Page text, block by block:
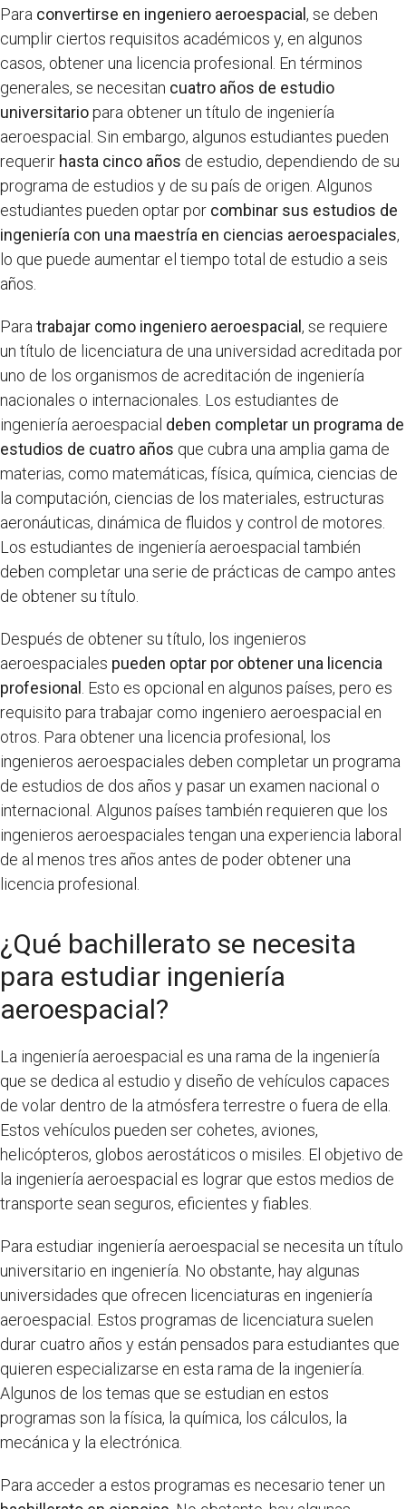
Para convertirse en ingeniero aeroespacial , se deben
cumplir ciertos requisitos académicos y, en algunos
casos, obtener una licencia profesional. En términos
generales, se necesitan cuatro años de estudio
universitariopara obtener un título de ingeniería
aeroespacial. Sin embargo, algunos estudiantes pueden
requerir hasta cinco años de estudio, dependiendo de su
programa de estudios y de su país de origen. Algunos
estudiantes pueden optar por combinar sus estudios de
ingeniería con una maestría en ciencias aeroespaciales,
lo que puede aumentar el tiempo total de estudio a seis
años.
Para trabajar como ingeniero aeroespacial , se requiere
un título de licenciatura de una universidad acreditada por
uno de los organismos de acreditación de ingeniería
nacionales o internacionales. Los estudiantes de
ingeniería aeroespacial deben completar un programa de
estudios de cuatro años que cubra una amplia gama de
materias, como matemáticas, física, química, ciencias de
la computación, ciencias de los materiales, estructuras
aeronáuticas, dinámica de fluidos y control de motores.
Los estudiantes de ingeniería aeroespacial también
deben completar una serie de prácticas de campo antes
de obtener su título.
Después de obtener su título, los ingenieros
aeroespaciales pueden optar por obtener una licencia
profesional
. Esto es opcional en algunos países, pero es
requisito para trabajar como ingeniero aeroespacial en
otros. Para obtener una licencia profesional, los
ingenieros aeroespaciales deben completar un programa
de estudios de dos años y pasar un examen nacional o
internacional. Algunos países también requieren que los
ingenieros aeroespaciales tengan una experiencia laboral
de al menos tres años antes de poder obtener una
licencia profesional.
¿Qué bachillerato se necesita
para estudiar ingeniería
aeroespacial?
La ingeniería aeroespacial es una rama de la ingeniería
que se dedica al estudio y diseño de vehículos capaces
de volar dentro de la atmósfera terrestre o fuera de ella.
Estos vehículos pueden ser cohetes, aviones,
helicópteros, globos aerostáticos o misiles. El objetivo de
la ingeniería aeroespacial es lograr que estos medios de
transporte sean seguros, eficientes y fiables.
Para estudiar ingeniería aeroespacial se necesita un título
universitario en ingeniería. No obstante, hay algunas
universidades que ofrecen licenciaturas en ingeniería
aeroespacial. Estos programas de licenciatura suelen
durar cuatro años y están pensados para estudiantes que
quieren especializarse en esta rama de la ingeniería.
Algunos de los temas que se estudian en estos
programas son la física, la química, los cálculos, la
mecánica y la electrónica.
Para acceder a estos programas es necesario tener un